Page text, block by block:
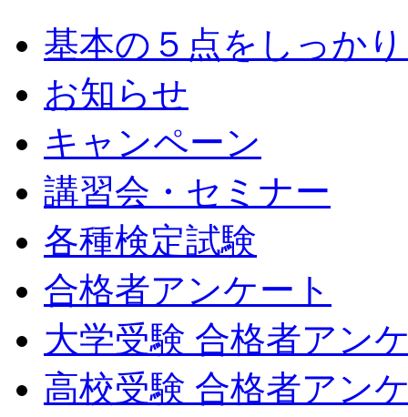
基本の５点をしっか
お知らせ
キャンペーン
講習会・セミナー
各種検定試験
合格者アンケート
大学受験 合格者アン
高校受験 合格者アン